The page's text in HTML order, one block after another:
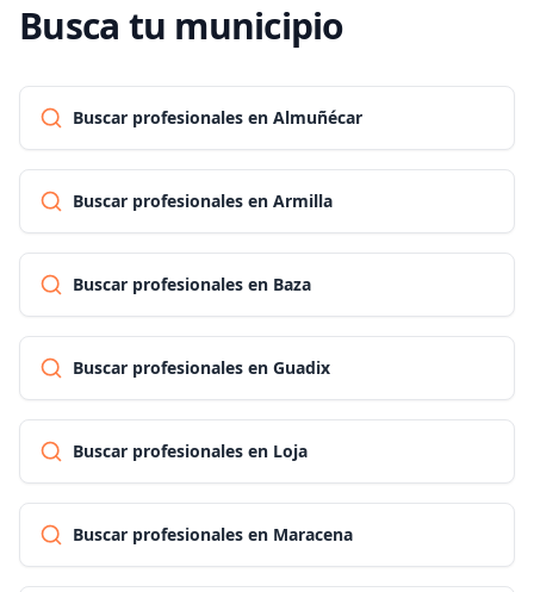
Busca tu municipio
Buscar profesionales en Almuñécar
Buscar profesionales en Armilla
Buscar profesionales en Baza
Buscar profesionales en Guadix
Buscar profesionales en Loja
Buscar profesionales en Maracena